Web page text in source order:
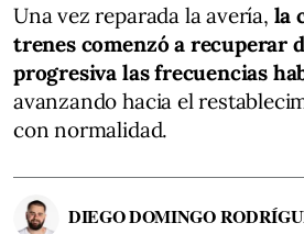
Una vez reparada la avería, la
trenes comenzó a recuperar
progresiva las frecuencias
avanzando hacia el
con normalidad.
DIEGO DOMINGO